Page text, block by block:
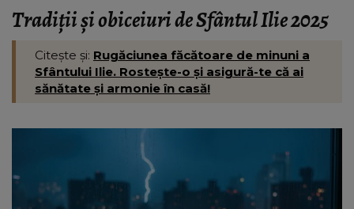
Tradiții și obiceiuri de Sfântul Ilie 2025
Citește și: Rugăciunea făcătoare de minuni a
Sfântului Ilie. Rostește-o și asigură-te că ai
sănătate și armonie în casă!